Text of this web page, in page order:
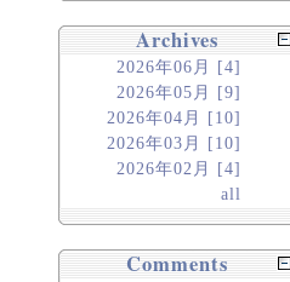
Archives
2026年06月 [4]
2026年05月 [9]
2026年04月 [10]
2026年03月 [10]
2026年02月 [4]
all
Comments